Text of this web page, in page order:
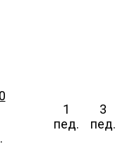
1
пед.
3
пед.